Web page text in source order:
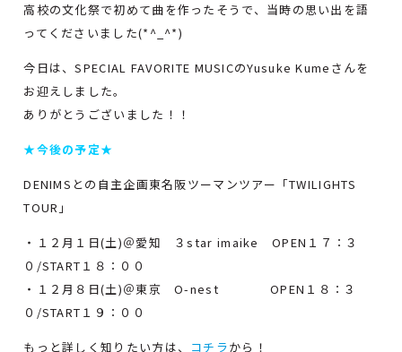
高校の文化祭で初めて曲を作ったそうで、当時の思い出を語
ってくださいました(*^_^*)
今日は、SPECIAL FAVORITE MUSICのYusuke Kumeさんを
お迎えしました。
ありがとうございました！！
★今後の予定★
DENIMSとの自主企画東名阪ツーマンツアー「TWILIGHTS
TOUR」
・１２月１日(土)＠愛知 ３star imaike OPEN１７：３
０/START１８：００
・１２月８日(土)＠東京 O-nest OPEN１８：３
０/START１９：００
もっと詳しく知りたい方は、 コチラから！